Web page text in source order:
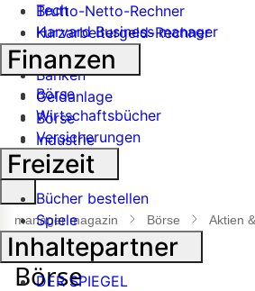
Tech
Harvard Business manager
Handel
Banken
Geldanlage
Börse
Industrie
Suche
öffnen
manager magazin Börse Aktien
Brutto-Netto-Rechner
Kurzarbeitergeld-Rechner
Finanzen
Börse
Wirtschaftsbücher
Versicherungen
Freizeit
Bücher bestellen
Spiele
Inhaltepartner
DER SPIEGEL